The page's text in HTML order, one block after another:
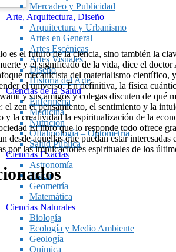
Mercadeo y Publicidad
Arte, Arquitectura, Diseño
Arquitectura y Urbanismo
Artes en General
Artes Escénicas
Artes Visuales
Diseño
Historia del Arte
Ciencias de la Salud
Enfermería
Medicina
Nutrición
Oftalmología – Optometría
Salud Pública
Ciencias Exactas
Astronomía
Física
Geometría
Matemática
Ciencias Naturales
Biología
Ecología y Medio Ambiente
Geología
Química
es el futuro de la ciencia, sino también la
y el significado de la vida, dice el
mecanicista del materialismo científico,
el universo. En definitiva, la física
y sus amigos y colegas discuten de qué
el zen el pensamiento, el sentimiento y la
y la creatividad la espiritualización de la
El libro que lo responde todo ofrece
desde aquellas que puedan estar
por las implicaciones espirituales de los